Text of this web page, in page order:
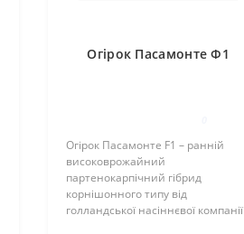
Огірок Пасамонте Ф1
Огірок Пасамонте F1 – ранній
високоврожайний
партенокарпічний гібрид
корнішонного типу від
голландської насіннєвої компанії